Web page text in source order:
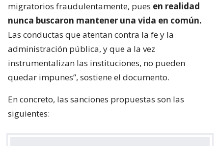
migratorios fraudulentamente, pues en realidad
nunca buscaron mantener una vida en común.
Las conductas que atentan contra la fe y la
administración pública, y que a la vez
instrumentalizan las instituciones, no pueden
quedar impunes”, sostiene el documento.
En concreto, las sanciones propuestas son las
siguientes: